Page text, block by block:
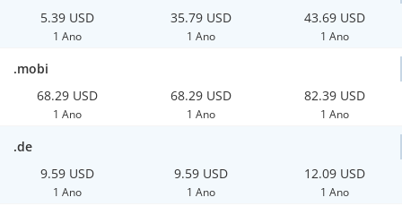
5.39 USD
1 Ano
35.79 USD
1 Ano
43.69 USD
1 Ano
.mobi
68.29 USD
1 Ano
68.29 USD
1 Ano
82.39 USD
1 Ano
.de
9.59 USD
1 Ano
9.59 USD
1 Ano
12.09 USD
1 Ano